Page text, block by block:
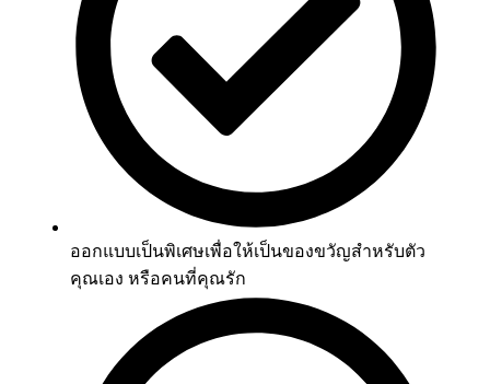
ออกแบบเป็นพิเศษเพื่อให้เป็นของขวัญสำหรับตัว
คุณเอง หรือคนที่คุณรัก